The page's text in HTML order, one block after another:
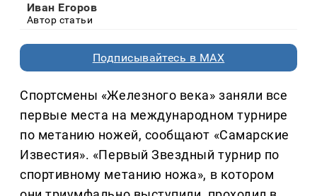
Иван Егоров
Автор статьи
Подписывайтесь в MAX
Спортсмены «Железного века» заняли все
первые места на международном турнире
по метанию ножей, сообщают «Самарские
Известия». «Первый Звездный турнир по
спортивному метанию ножа», в котором